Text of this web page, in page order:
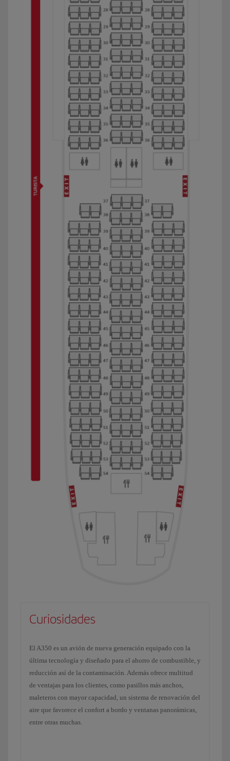
Curiosidades
El A350 es un avión de nueva generación equipado con la
última tecnología y diseñado para el ahorro de combustible, y
reducción así de la contaminación. Además ofrece multitud
de ventajas para los clientes, como pasillos más anchos,
maleteros con mayor capacidad, un sistema de renovación del
aire que favorece el confort a bordo y ventanas panorámicas,
entre otras muchas.